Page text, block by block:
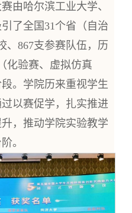
由哈尔滨工业大学、
了全国31个省（自治
、867支参赛队伍，历
化验赛、虚拟仿真
。学院历来重视学生
以赛促学，扎实推进
，推动学院实验教学
。